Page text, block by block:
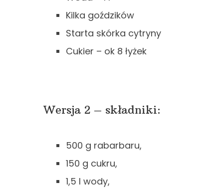
Kilka goździków
Starta skórka cytryny
Cukier – ok 8 łyżek
Wersja 2 – składniki:
500 g rabarbaru,
150 g cukru,
1,5 l wody,